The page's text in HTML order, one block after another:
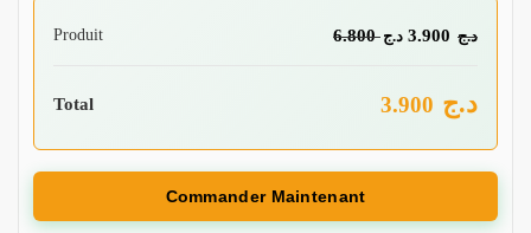
Produit 6.800 د.ج 3.900 د.ج
Total 3.900 د.ج
Commander Maintenant